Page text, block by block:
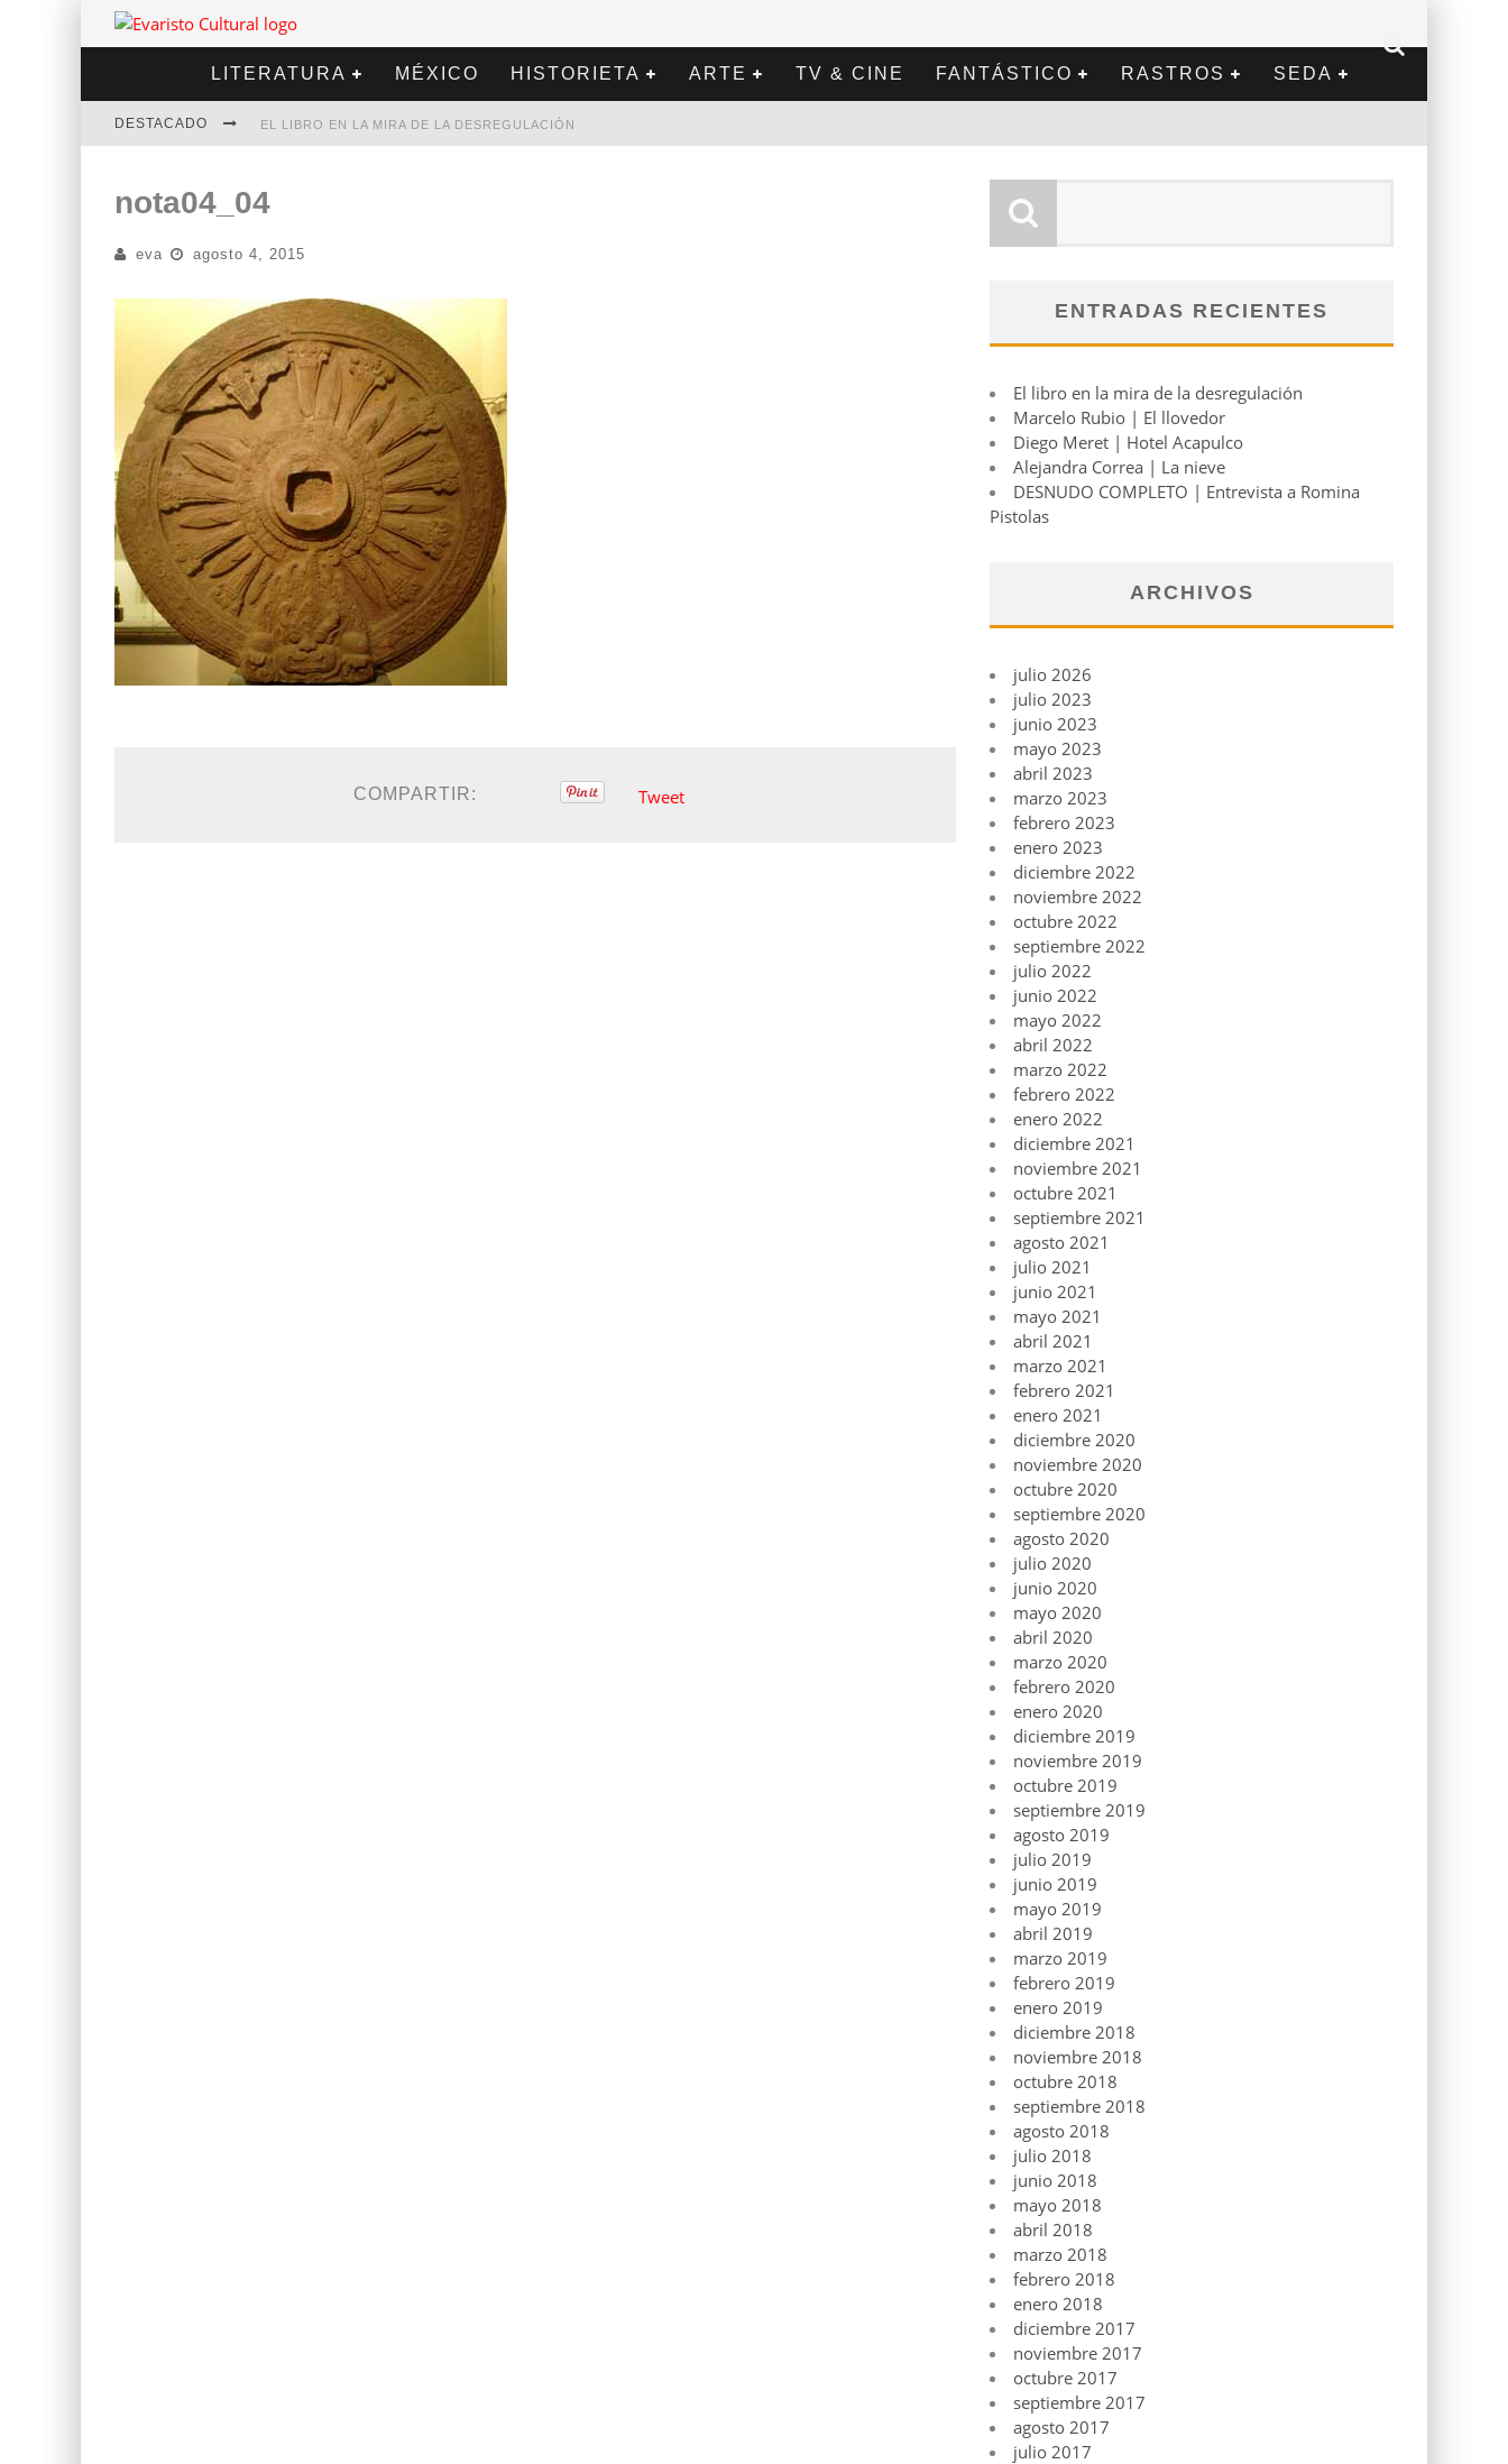
LITERATURA MÉXICO HISTORIETA ARTE TV & CINE FANTÁSTICO RASTROS SEDA
DESTACADO EL LIBRO EN LA MIRA DE LA DESREGULACIÓN
DIEGO MERET | HOTEL ACAPULCO
ALEJANDRA CORREA | LA NIEVE
nota04_04
eva agosto 4, 2015
COMPARTIR: Tweet
ENTRADAS RECIENTES
El libro en la mira de la desregulación
Marcelo Rubio | El llovedor
Diego Meret | Hotel Acapulco
Alejandra Correa | La nieve
DESNUDO COMPLETO | Entrevista a Romina
Pistolas
ARCHIVOS
julio 2026
julio 2023
junio 2023
mayo 2023
abril 2023
marzo 2023
febrero 2023
enero 2023
diciembre 2022
noviembre 2022
octubre 2022
septiembre 2022
julio 2022
junio 2022
mayo 2022
abril 2022
marzo 2022
febrero 2022
enero 2022
diciembre 2021
noviembre 2021
octubre 2021
septiembre 2021
agosto 2021
julio 2021
junio 2021
mayo 2021
abril 2021
marzo 2021
febrero 2021
enero 2021
diciembre 2020
noviembre 2020
octubre 2020
septiembre 2020
agosto 2020
julio 2020
junio 2020
mayo 2020
abril 2020
marzo 2020
febrero 2020
enero 2020
diciembre 2019
noviembre 2019
octubre 2019
septiembre 2019
agosto 2019
julio 2019
junio 2019
mayo 2019
abril 2019
marzo 2019
febrero 2019
enero 2019
diciembre 2018
noviembre 2018
octubre 2018
septiembre 2018
agosto 2018
julio 2018
junio 2018
mayo 2018
abril 2018
marzo 2018
febrero 2018
enero 2018
diciembre 2017
noviembre 2017
octubre 2017
septiembre 2017
agosto 2017
julio 2017